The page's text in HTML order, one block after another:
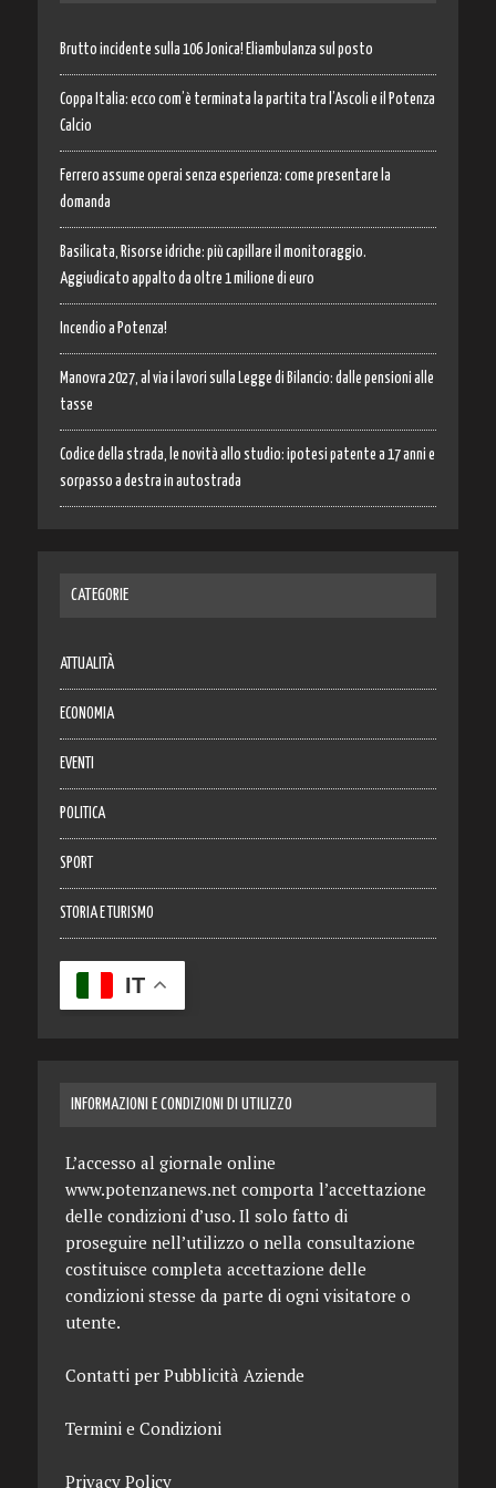
Brutto incidente sulla 106 Jonica! Eliambulanza sul posto
Coppa Italia: ecco com’è terminata la partita tra l’Ascoli e il Potenza
Calcio
Ferrero assume operai senza esperienza: come presentare la
domanda
Basilicata, Risorse idriche: più capillare il monitoraggio.
Aggiudicato appalto da oltre 1 milione di euro
Incendio a Potenza!
Manovra 2027, al via i lavori sulla Legge di Bilancio: dalle pensioni alle
tasse
Codice della strada, le novità allo studio: ipotesi patente a 17 anni e
sorpasso a destra in autostrada
CATEGORIE
ATTUALITÀ
ECONOMIA
EVENTI
POLITICA
SPORT
STORIA E TURISMO
IT
INFORMAZIONI E CONDIZIONI DI UTILIZZO
L’accesso al giornale online
www.potenzanews.net comporta l’accettazione
delle condizioni d’uso. Il solo fatto di
proseguire nell’utilizzo o nella consultazione
costituisce completa accettazione delle
condizioni stesse da parte di ogni visitatore o
utente.
Contatti per Pubblicità Aziende
Termini e Condizioni
Privacy Policy